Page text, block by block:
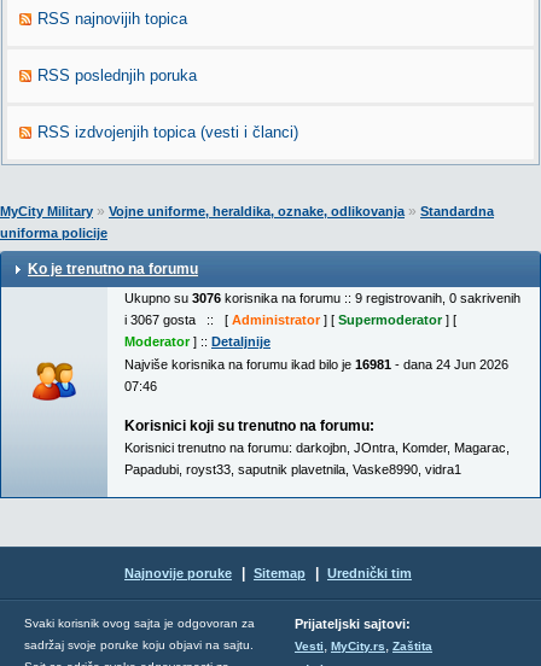
RSS najnovijih topica
RSS poslednjih poruka
RSS izdvojenjih topica (vesti i članci)
MyCity Military » Vojne uniforme, heraldika, oznake, odlikovanja» Standardna
uniforma policije
Ko je trenutno na forumu
Ukupno su 3076 korisnika na forumu :: 9 registrovanih, 0 sakrivenih
i 3067 gosta :: [ Administrator] [ Supermoderator] [
Moderator] :: Detaljnije
Najviše korisnika na forumu ikad bilo je 16981 - dana 24 Jun 2026
07:46
Korisnici koji su trenutno na forumu:
Korisnici trenutno na forumu: darkojbn JOntra Komder, Magarac
Papadubi royst33 saputnik plavetnila Vaske8990 vidra1
Najnovije poruke Sitemap Urednički tim
Svaki korisnik ovog sajta je odgovoran za
sadržaj svoje poruke koju objavi na sajtu.
Prijateljski sajtovi:
Vesti, MyCity.rs, Zaštita